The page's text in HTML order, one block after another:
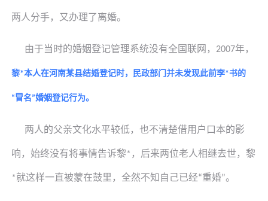
两人分手，又办理了离婚。
由于当时的婚姻登记管理系统没有全国联网， 2007年，
黎*本人在河南某县结婚登记时，民政部门并未发现此前李*书的
“冒名”婚姻登记行为。
两人的父亲文化水平较低，也不清楚借用户口本的影
响，始终没有将事情告诉黎* ，后来两位老人相继去世， 黎
*就这样一直被蒙在鼓里，全然不知自己已经“重婚”。